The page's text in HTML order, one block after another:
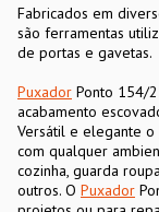
Fabricados em
são ferramentas
de portas e gavetas.
Puxador Ponto 154/
acabamento
Versátil e elegante o
com qualquer
cozinha, guarda
outros. O Puxador